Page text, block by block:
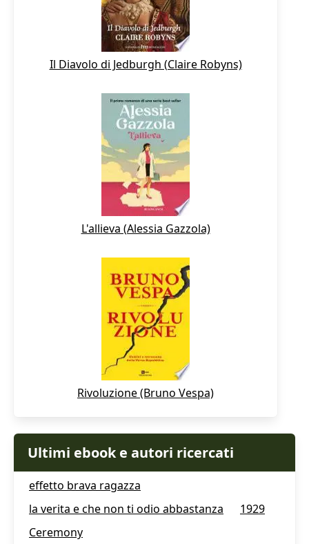
Il Diavolo di Jedburgh (Claire Robyns)
L'allieva (Alessia Gazzola)
Rivoluzione (Bruno Vespa)
Ultimi ebook e autori ricercati
effetto brava ragazza
la verita e che non ti odio abbastanza
1929
Ceremony